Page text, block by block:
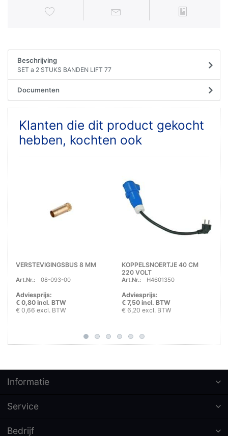
Beschrijving
SET a 2 STUKS BANDEN LIFT 77
Documenten
Klanten die dit product gekocht
hebben, kochten ook
VERSTEVIGINGSBUS 8 MM
Art.Nr.: 08-093-00
Adviesprijs:
€ 0,80 incl. BTW
€ 0,66 excl. BTW
KOPPELSNOERTJE 40 CM
220 VOLT
Art.Nr.: H4601350
Adviesprijs:
€ 7,50 incl. BTW
€ 6,20 excl. BTW
Informatie
Service
Bedrijf